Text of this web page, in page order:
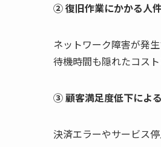
②復旧作業にかかる人
ネットワーク障害が発
待機時間も隠れたコスト
③顧客満足度低下によ
決済エラーやサービス